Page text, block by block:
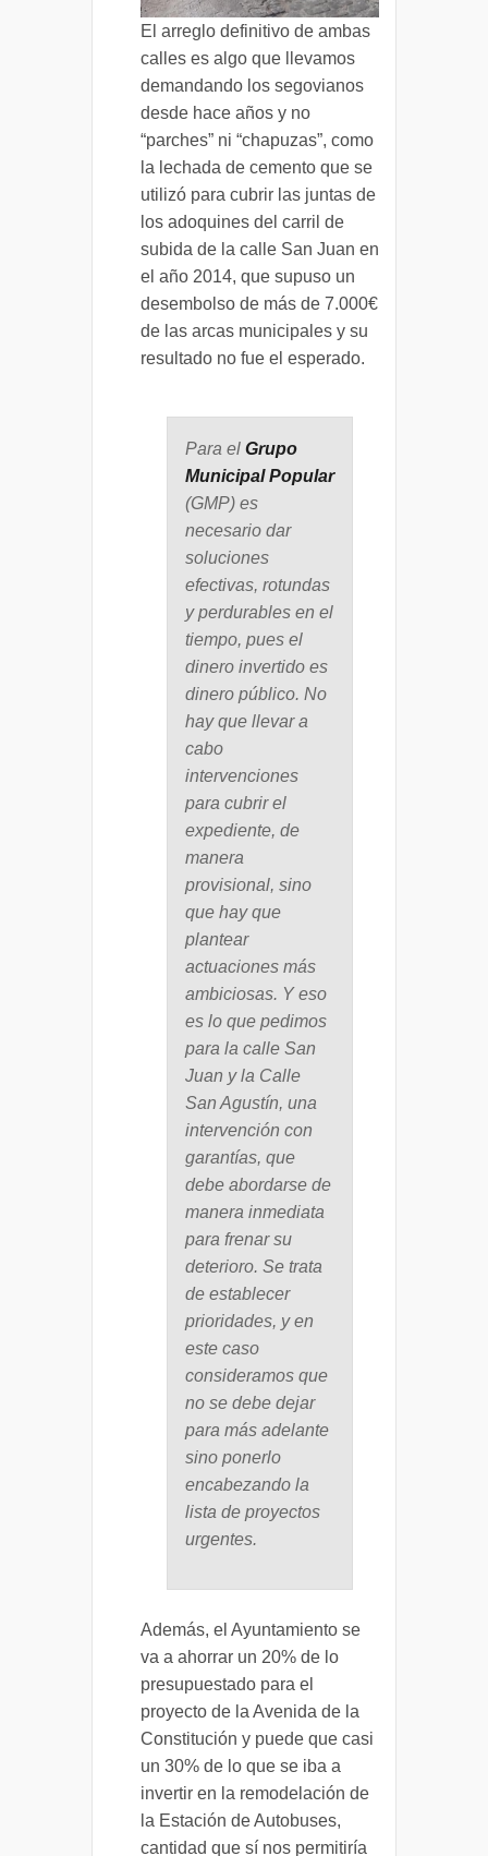
El arreglo definitivo de ambas
calles es algo que llevamos
demandando los segovianos
desde hace años y no
“parches” ni “chapuzas”, como
la lechada de cemento que se
utilizó para cubrir las juntas de
los adoquines del carril de
subida de la calle San Juan en
el año 2014, que supuso un
desembolso de más de 7.000€
de las arcas municipales y su
resultado no fue el esperado.
Para el Grupo
Municipal Popular
(GMP) es
necesario dar
soluciones
efectivas, rotundas
y perdurables en el
tiempo, pues el
dinero invertido es
dinero público. No
hay que llevar a
cabo
intervenciones
para cubrir el
expediente, de
manera
provisional, sino
que hay que
plantear
actuaciones más
ambiciosas. Y eso
es lo que pedimos
para la calle San
Juan y la Calle
San Agustín, una
intervención con
garantías, que
debe abordarse de
manera inmediata
para frenar su
deterioro. Se trata
de establecer
prioridades, y en
este caso
consideramos que
no se debe dejar
para más adelante
sino ponerlo
encabezando la
lista de proyectos
urgentes.
Además, el Ayuntamiento se
va a ahorrar un 20% de lo
presupuestado para el
proyecto de la Avenida de la
Constitución y puede que casi
un 30% de lo que se iba a
invertir en la remodelación de
la Estación de Autobuses,
cantidad que sí nos permitiría